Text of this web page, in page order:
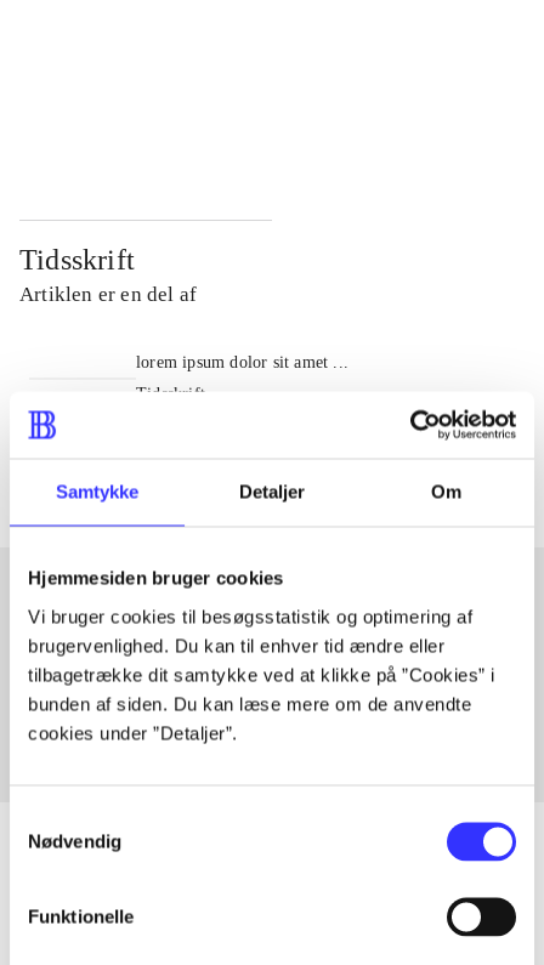
Samtykke Detaljer Om
Hjemmesiden bruger cookies
Vi bruger cookies til besøgsstatistik og optimering af
brugervenlighed. Du kan til enhver tid ændre eller
tilbagetrække dit samtykke ved at klikke på ”Cookies” i
bunden af siden. Du kan læse mere om de anvendte
cookies under ”Detaljer”.
Nødvendig
Funktionelle
Tidsskrift
Artiklen er en del af
lorem ipsum dolor sit amet ...
Tidsskrift
Artiklerne i
Artikler med samme emner
Fra
Artikler